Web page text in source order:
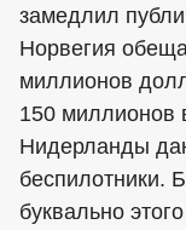
замедлил
Норвегия
миллионов
150 миллионов
Нидерланды
беспилотники.
буквально